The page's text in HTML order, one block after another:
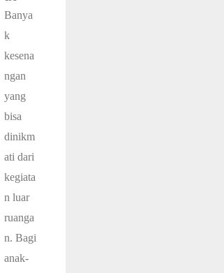
Banya
k
kesena
ngan
yang
bisa
dinikm
ati dari
kegiata
n luar
ruanga
n. Bagi
anak-